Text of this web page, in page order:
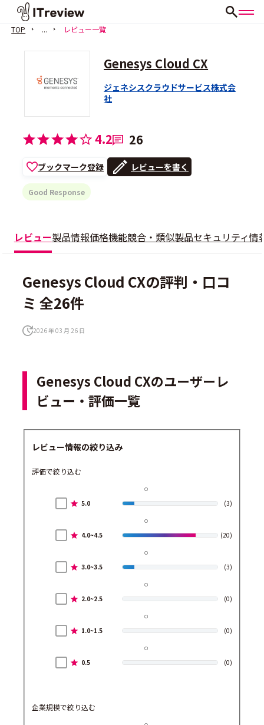
TOP ... レビュー一覧
Genesys Cloud CX
ジェネシスクラウドサービス株式会
社
4.2 26
ブックマーク登録 レビューを書く
Good Response
レビュー製品情報価格機能競合・類似製品セキュリティ情
Genesys Cloud CXの評判・口コ
ミ 全26件
2026 年 03 月 26 日
Genesys Cloud CXのユーザーレ
ビュー・評価一覧
レビュー情報の絞り込み
評価で絞り込む
5.0 (3)
4.0~4.5 (20)
3.0~3.5 (3)
2.0~2.5 (0)
1.0~1.5 (0)
0.5 (0)
企業規模で絞り込む